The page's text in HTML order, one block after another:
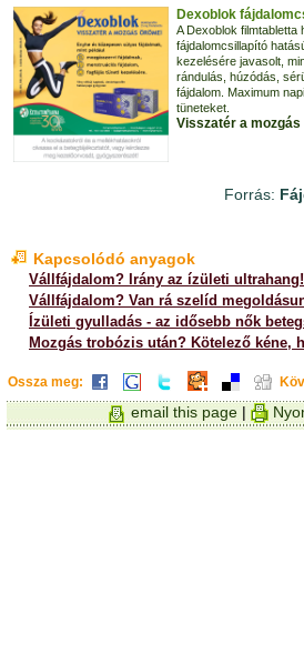
Dexoblok
A Dexoblok
fájdalomcsillapító
kezelésére javasolt,
rándulás, húzódás,
fájdalom. Maximum
tüneteket.
Visszatér a
Forrás:
Kapcsolódó anyagok
Vállfájdalom? Irány az ízületi ultrahang!
Vállfájdalom? Van rá szelíd
Ízületi gyulladás - az idősebb nők
Mozgás trobózis után? Kötelező kéne,
Ossza meg:
email this page|